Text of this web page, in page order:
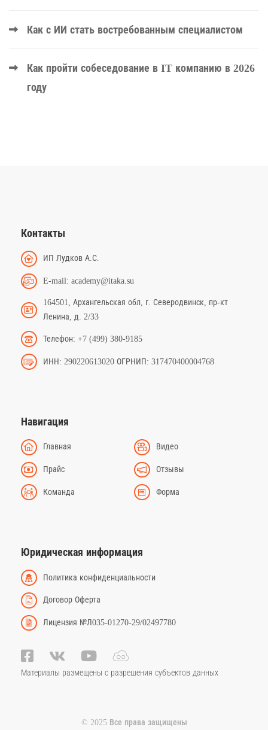
Как с ИИ стать востребованным специалистом
Как пройти собеседование в IT компанию в 2026
году
Контакты
ИП Лудков А.С.
E-mail: academy@itaka.su
164501, Архангельская обл, г. Северодвинск, пр-кт
Ленина, д. 2/33
Телефон: +7 (499) 380-9185
ИНН: 290220613020 ОГРНИП: 317470400004768
Навигация
Главная Видео
Прайс Отзывы
Команда Форма
Юридическая информация
Политика конфиденциальности
Договор Оферта
Лицензия №Л035-01270-29/02497780
Материалы размещены с разрешения субъектов данных
© 2025 Все права защищены